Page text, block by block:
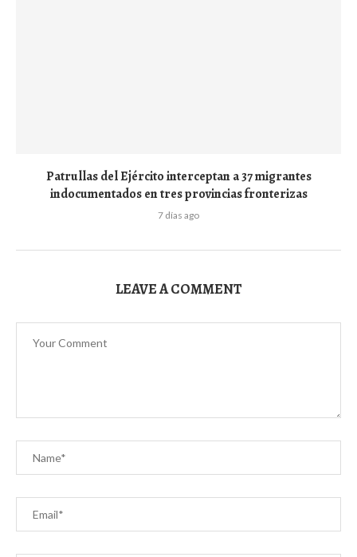
Patrullas del Ejército interceptan a 37 migrantes
indocumentados en tres provincias fronterizas
7 días ago
LEAVE A COMMENT